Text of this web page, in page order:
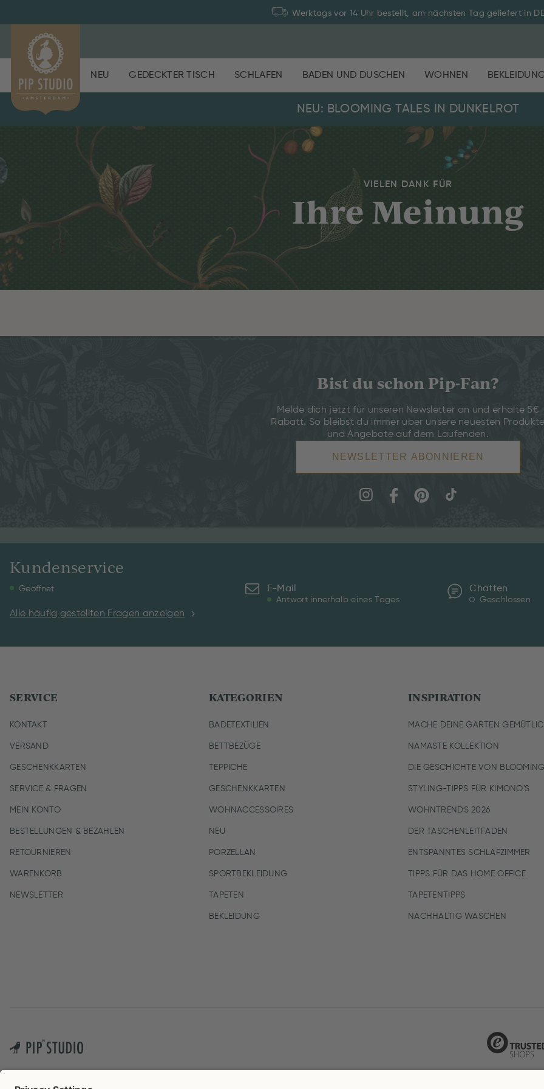
Werktags vor 14 Uhr bestellt, am nächsten Tag geliefert in DE
NEU GEDECKTER TISCH SCHLAFEN BADEN UND DUSCHEN WOHNEN
NEU: BLOOMING TALES IN DUNKELROT
VIELEN DANK FÜR
Ihre Meinung
Bist du schon Pip-Fan?
Melde dich jetzt für unseren Newsletter an und erhalte 5€
Rabatt. So bleibst du immer über unsere neuesten
und Angebote auf dem Laufenden.
NEWSLETTER ABONNIEREN
Kundenservice
Geöffnet
Alle häufig gestellten Fragen anzeigen
E-Mail
Antwort innerhalb eines Tages
Chatten
Geschlossen
SERVICE
KONTAKT
VERSAND
GESCHENKKARTEN
SERVICE & FRAGEN
MEIN KONTO
BESTELLUNGEN & BEZAHLEN
RETOURNIEREN
WARENKORB
NEWSLETTER
KATEGORIEN
BADETEXTILIEN
BETTBEZÜGE
TEPPICHE
GESCHENKKARTEN
WOHNACCESSOIRES
NEU
PORZELLAN
SPORTBEKLEIDUNG
TAPETEN
BEKLEIDUNG
INSPIRATION
MACHE DEINE GARTEN
NAMASTE KOLLEKTION
DIE GESCHICHTE VON
STYLING-TIPPS FÜR KIMONO'S
WOHNTRENDS 2026
DER TASCHENLEITFADEN
ENTSPANNTES SCHLAFZIMMER
TIPPS FÜR DAS HOME OFFICE
TAPETENTIPPS
NACHHALTIG WASCHEN